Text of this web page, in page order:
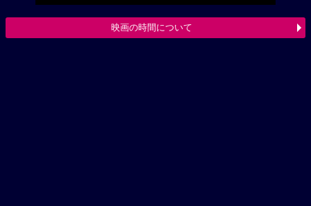
映画の時間について